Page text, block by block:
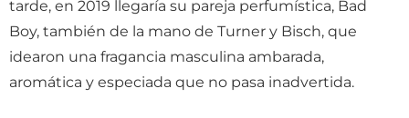
tarde, en 2019 llegaría su pareja perfumística, Bad
Boy, también de la mano de Turner y Bisch, que
idearon una fragancia masculina ambarada,
aromática y especiada que no pasa inadvertida.